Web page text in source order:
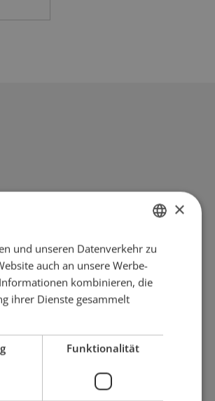
GERMAN
FRENCH
×
und unseren Datenverkehr zu
auch an unsere Werbe-
kombinieren, die
ihrer Dienste gesammelt
Funktionalität